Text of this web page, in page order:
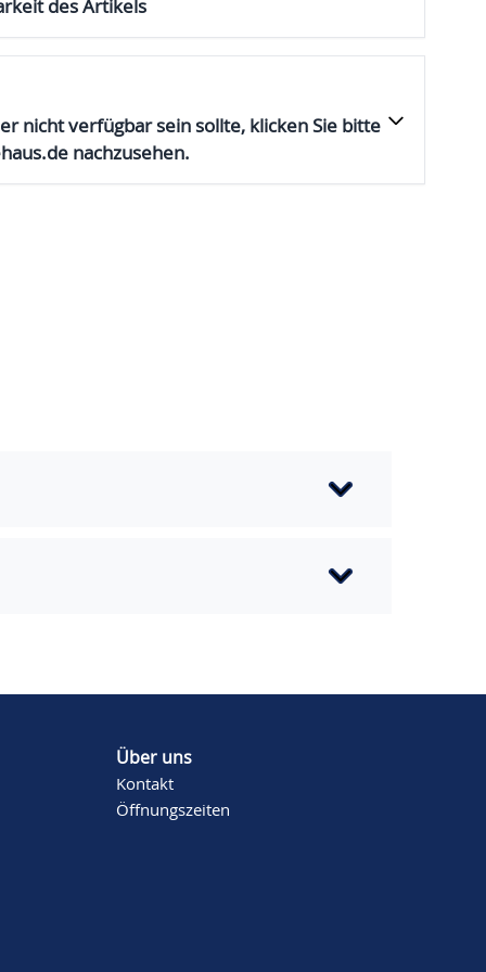
des Artikels
nicht verfügbar sein sollte, klicken Sie bitte
nachzusehen.
Über uns
Kontakt
Öffnungszeiten